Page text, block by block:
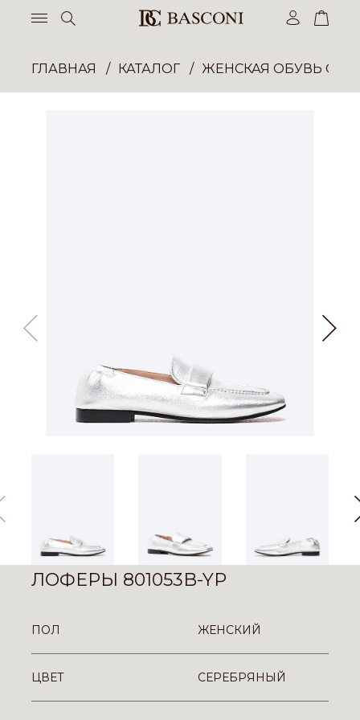
ГЛАВНАЯ КАТАЛОГ ЖЕНСКАЯ ОБУВЬ
ЛОФЕРЫ 801053B-YP
ПОЛ ЖЕНСКИЙ
ЦВЕТ СЕРЕБРЯНЫЙ